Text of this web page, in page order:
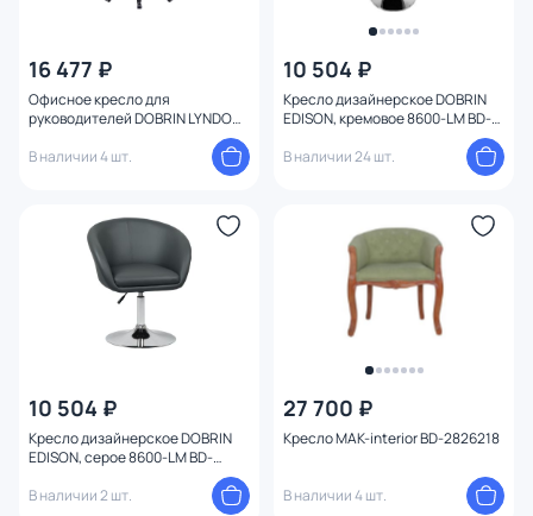
16 477 ₽
Офисное кресло для
руководителей DOBRIN LYNDON,
В наличии 4 шт.
10 504 ₽
Кресло дизайнерское DOBRIN
EDISON, кремовое 8600-LM BD-
В наличии 24 шт.
10 504 ₽
Кресло дизайнерское DOBRIN
EDISON, серое 8600-LM BD-
В наличии 2 шт.
27 700 ₽
Кресло MAK-interior BD-2826218
В наличии 4 шт.